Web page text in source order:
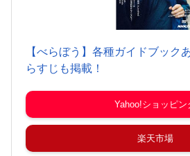
【べらぼう】各種ガイドブック
らすじも掲載！
Yahoo!ショッピン
楽天市場